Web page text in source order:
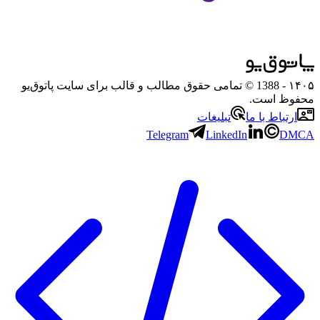
۱۴۰۵
- 1388 © تمامی حقوق مطالب و قالب برای سایت پاتوق‌یو
محفوظ است.
ارتباط با ما
تبلیغات
Telegram
LinkedIn DMCA